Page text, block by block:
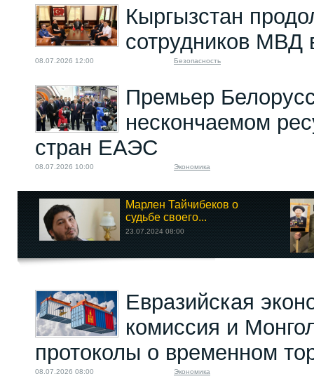
Кыргызстан
сотрудников МВД
08.07.2026 12:00 Безопасность
Премьер
нескончаемом
стран ЕАЭС
08.07.2026 10:00 Экономика
Марлен Тайчибеков о
судьбе своего...
23.07.2024 08:00
Евразийская
комиссия и
протоколы о временном
08.07.2026 08:00 Экономика